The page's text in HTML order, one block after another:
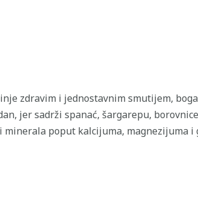
zdravim i jednostavnim smutijem,
jer sadrži spanać, šargarepu,
minerala poput kalcijuma, magnezijuma i